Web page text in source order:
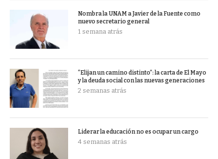
Nombra la UNAM a Javier de la Fuente como
nuevo secretario general
1 semana atrás
“Elijan un camino distinto”: la carta de El Mayo
y la deuda social con las nuevas generaciones
2 semanas atrás
Liderar la educación no es ocupar un cargo
4 semanas atrás